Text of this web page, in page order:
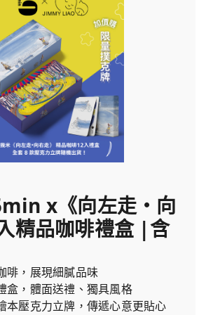
x《向左走・向
精品咖啡禮盒 |含
啡，展現細膩品味
盒，體面送禮、獨具風格
本壓克力立牌，傳遞心意更貼心